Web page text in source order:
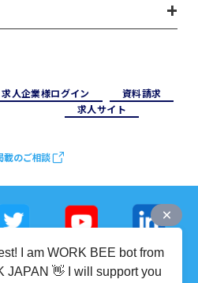
求⼈企業様ログイン
資料請求
求⼈サイト
載のご相談
I am WORK BEE bot from
JAPAN 👋 I will support you